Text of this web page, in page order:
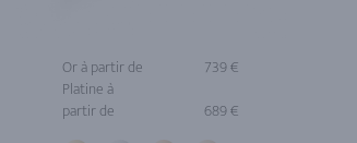
Or à partir de
739 €
Platine à
partir de
689 €